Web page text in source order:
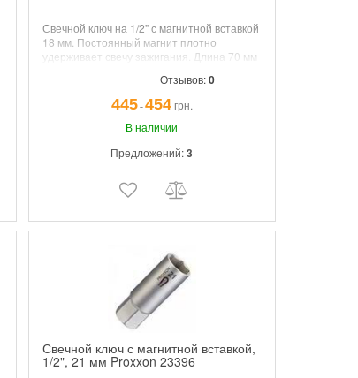
Свечной ключ на 1/2" с магнитной вставкой
18 мм. Постоянный магнит плотно
удерживает свечу зажигания. Длина 70 мм
Отзывов:0
445¯454грн.
В наличии
Предложений:3
Свечной ключ с магнитной вставкой,
1/2", 21 мм Proxxon 23396